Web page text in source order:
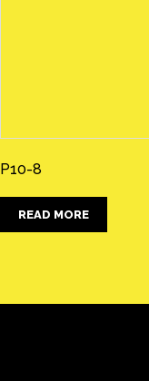
P10-8
READ MORE